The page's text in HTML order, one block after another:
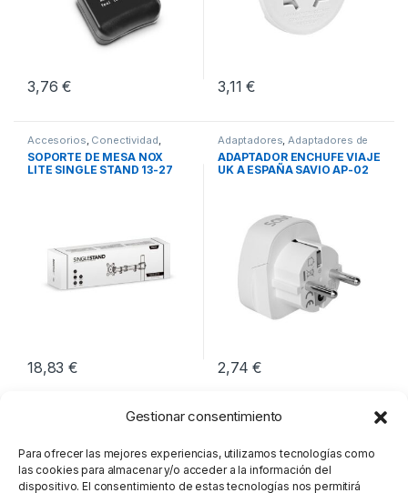
Gestionar consentimiento
Para ofrecer las mejores experiencias, utilizamos tecnologías como
las cookies para almacenar y/o acceder a la información del
dispositivo. El consentimiento de estas tecnologías nos permitirá
3,76€ 3,11€
Accesorios, Conectividad,
Soportes TV
SOPORTE DE MESA NOX
LITE SINGLE STAND 13-27
18,83€
Adaptadores,Adaptadores de
Corriente, Conectividad
ADAPTADOR ENCHUFE VIAJE
UK A ESPAÑA SAVIO AP-02
2,74€